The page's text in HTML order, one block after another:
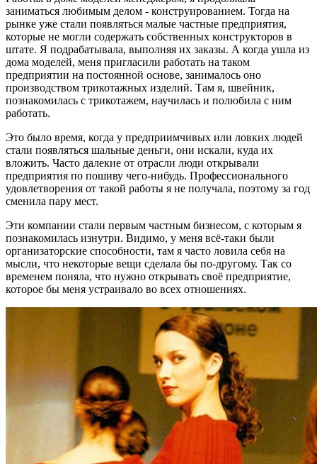
заниматься любимым делом - конструированием. Тогда на
рынке уже стали появляться малые частные предприятия,
которые не могли содержать собственных конструкторов в
штате. Я подрабатывала, выполняя их заказы. А когда ушла из
дома моделей, меня пригласили работать на таком
предприятии на постоянной основе, занималось оно
производством трикотажных изделий. Там я, швейник,
познакомилась с трикотажем, научилась и полюбила с ним
работать.
Это было время, когда у предприимчивых или ловких людей
стали появляться шальные деньги, они искали, куда их
вложить. Часто далекие от отрасли люди открывали
предприятия по пошиву чего-нибудь. Профессионального
удовлетворения от такой работы я не получала, поэтому за год
сменила пару мест.
Эти компании стали первым частным бизнесом, с которым я
познакомилась изнутри. Видимо, у меня всё-таки были
организаторские способности, там я часто ловила себя на
мысли, что некоторые вещи сделала бы по-другому. Так со
временем поняла, что нужно открывать своё предприятие,
которое бы меня устраивало во всех отношениях.